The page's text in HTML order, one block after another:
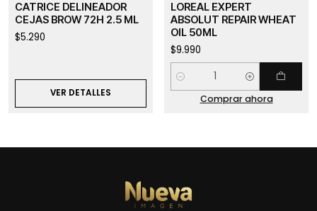
CATRICE DELINEADOR
CEJAS BROW 72H 2.5 ML
$5.290
VER DETALLES
LOREAL EXPERT
ABSOLUT REPAIR WHEAT
OIL 50ML
$9.990
Cantidad
Comprar ahora